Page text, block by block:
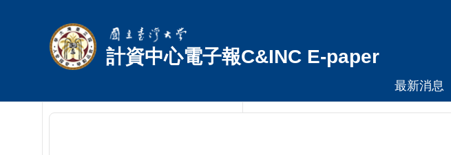
計資中心電子報C&INC E-paper
最新消息